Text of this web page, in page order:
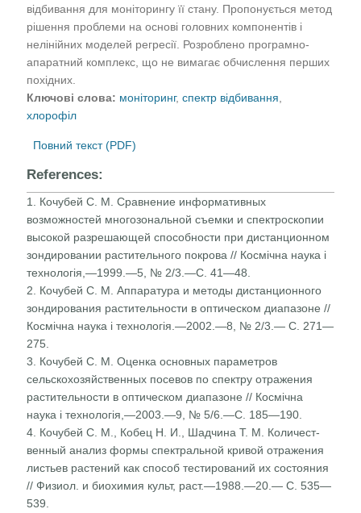
відбивання для моніторингу її стану. Пропонується метод
рішення проблеми на основі головних компонентів і
нелінійних моделей регресії. Розроблено програмно-
апаратний комплекс, що не вимагає обчислення перших
похідних.
Ключові слова: моніторинг,спектр відбивання
хлорофіл
Повний текст (PDF)
References:
1. Кочубей С. М. Сравнение информативных
возможностей многозональной съемки и спектроскопии
высокой разрешающей способности при дистанционном
зонди­ровании растительного покрова // Космічна наука і
технологія,—1999.—5, № 2/3.—С. 41—48.
2. Кочубей С. М. Аппаратура и методы дистанционного
зондирования растительности в оптическом диапазоне //
Космічна наука і технологія.—2002.—8, № 2/3.— С. 271—
275.
3. Кочубей С. М. Оценка основных параметров
сельскохо­зяйственных посевов по спектру отражения
раститель­ности в оптическом диапазоне // Космічна
наука і технологія,—2003.—9, № 5/6.—С. 185—190.
4. Кочубей С. М., Кобец Н. И., Шадчина Т. М. Количест­
венный анализ формы спектральной кривой отражения
листьев растений как способ тестирований их состояния
// Физиол. и биохимия культ, раст.—1988.—20.— С. 535—
539.